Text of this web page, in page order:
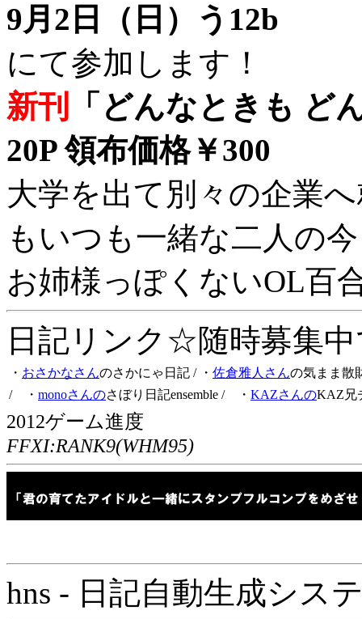
9月2日（日）う12b
にて参加します！
新刊
「どんなときも ど
20P 領布価格￥300
大学を出て別々の企業
もいつも一緒な二人の
お姉様っぽくないOL百
日記リンク☆随時募集
・ おさかなさんのさかにゃ日記 / ・ 佐倉雅人さんの気まま散
/ ・ monoさんのさぼり日記ensemble / ・ KAZさんのKAZ兄
2012ゲーム進度
FFXI:RANK9(WHM95)
hns - 日記自動生成シス